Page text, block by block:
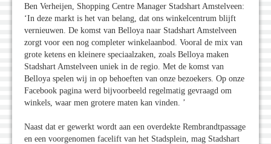
Ben Verheijen, Shopping Centre Manager Stadshart Amstelveen:
‘In deze markt is het van belang, dat ons winkelcentrum blijft
vernieuwen. De komst van Belloya naar Stadshart Amstelveen
zorgt voor een nog completer winkelaanbod. Vooral de mix van
grote ketens en kleinere speciaalzaken, zoals Belloya maken
Stadshart Amstelveen uniek in de regio. Met de komst van
Belloya spelen wij in op behoeften van onze bezoekers. Op onze
Facebook pagina werd bijvoorbeeld regelmatig gevraagd om
winkels, waar men grotere maten kan vinden. ’
Naast dat er gewerkt wordt aan een overdekte Rembrandtpassage
en een voorgenomen facelift van het Stadsplein, mag Stadshart